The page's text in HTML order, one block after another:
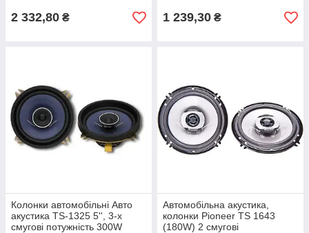
2 332,80 ₴ 1 239,30 ₴
Колонки автомобільні Авто
акустика TS-1325 5'', 3-х
смугові потужність 300W
Автомобільна акустика,
колонки Pioneer TS 1643
(180W) 2 смугові